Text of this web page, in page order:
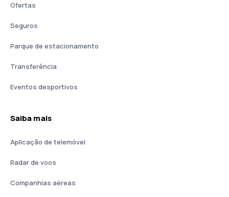
Ofertas
Seguros
Parque de estacionamento
Transferência
Eventos desportivos
Saiba mais
Aplicação de telemóvel
Radar de voos
Companhias aéreas